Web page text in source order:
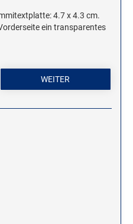
4.7 x 4.3 cm.
ein transparentes